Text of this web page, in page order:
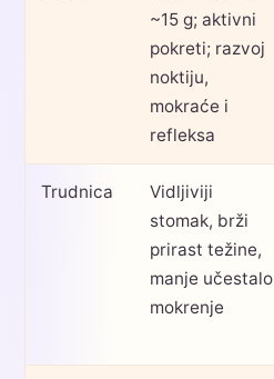
~15 g; aktivni
pokreti; razvoj
noktiju,
mokraće i
refleksa
Trudnica
Vidljiviji
stomak, brži
prirast težine,
manje učestalo
mokrenje